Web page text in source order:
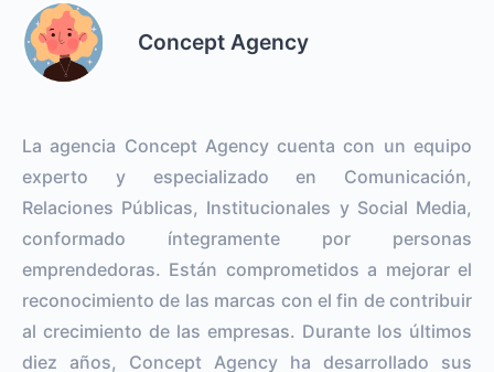
Concept Agency
La agencia Concept Agency cuenta con un equipo
experto y especializado en Comunicación,
Relaciones Públicas, Institucionales y Social Media,
conformado íntegramente por personas
emprendedoras. Están comprometidos a mejorar el
reconocimiento de las marcas con el fin de contribuir
al crecimiento de las empresas. Durante los últimos
diez años, Concept Agency ha desarrollado sus